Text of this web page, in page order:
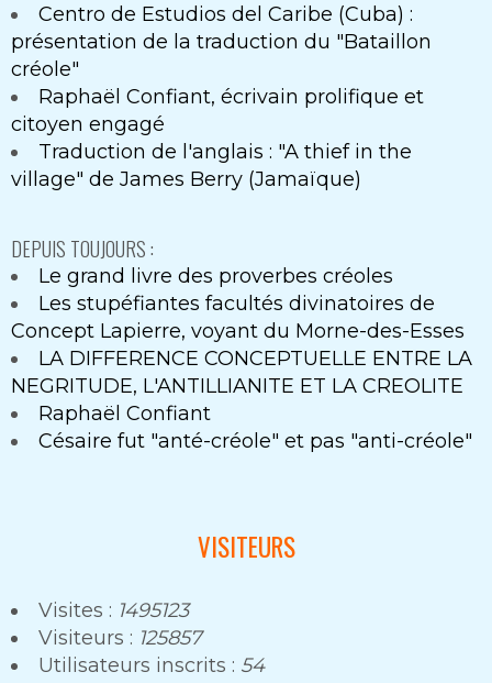
Centro de Estudios del Caribe (Cuba) :
présentation de la traduction du "Bataillon
créole"
Raphaël Confiant, écrivain prolifique et
citoyen engagé
Traduction de l'anglais : "A thief in the
village" de James Berry (Jamaïque)
DEPUIS TOUJOURS :
Le grand livre des proverbes créoles
Les stupéfiantes facultés divinatoires de
Concept Lapierre, voyant du Morne-des-Esses
LA DIFFERENCE CONCEPTUELLE ENTRE LA
NEGRITUDE, L'ANTILLIANITE ET LA CREOLITE
Raphaël Confiant
Césaire fut "anté-créole" et pas "anti-créole"
VISITEURS
Visites : 1495123
Visiteurs : 125857
Utilisateurs inscrits : 54